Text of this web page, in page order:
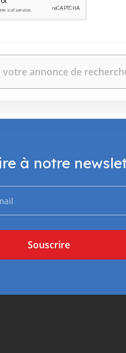
à notre
Souscrire